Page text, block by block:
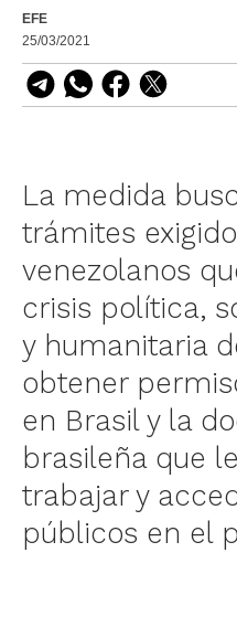
EFE
25/03/2021
La medida
trámites
venezolanos
crisis política,
y humanitaria
obtener
en Brasil y la
brasileña que
trabajar y
públicos en el